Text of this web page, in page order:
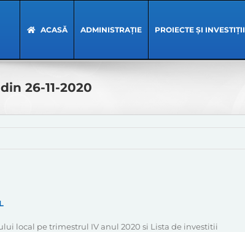
ACASĂ ADMINISTRAȚIE PROIECTE ȘI INVESTIȚII
26-11-2020
local pe trimestrul IV anul 2020 si Lista de investitii